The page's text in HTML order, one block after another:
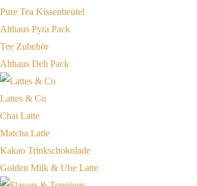
Pure Tea Kissenbeutel
Althaus Pyra Pack
Tee Zubehör
Althaus Deli Pack
Lattes & Co
Chai Latte
Matcha Latte
Kakao Trinkschokolade
Golden Milk & Ube Latte